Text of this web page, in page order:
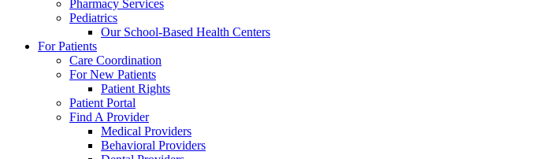
Pharmacy Services
Pediatrics
Our School-Based Health Centers
For Patients
Care Coordination
For New Patients
Patient Rights
Patient Portal
Find A Provider
Medical Providers
Behavioral Providers